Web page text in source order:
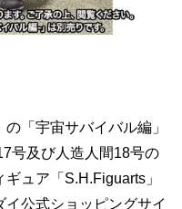
「宇宙サバイバル編」
号及び人造人間18号の
ュア「S.H.Figuarts」
公式ショッピングサイ